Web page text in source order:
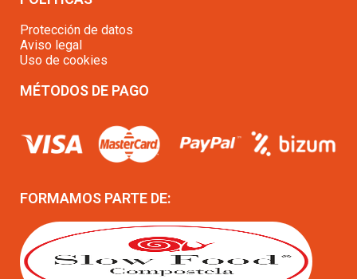
Protección de datos
Aviso legal
Uso de cookies
MÉTODOS DE PAGO
FORMAMOS PARTE DE: